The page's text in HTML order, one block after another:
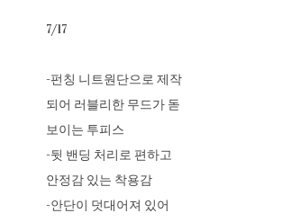
7/17
-펀칭 니트원단으로 제작
되어 러블리한 무드가 돋
보이는 투피스
-뒷 밴딩 처리로 편하고
안정감 있는 착용감
-안단이 덧대어져 있어